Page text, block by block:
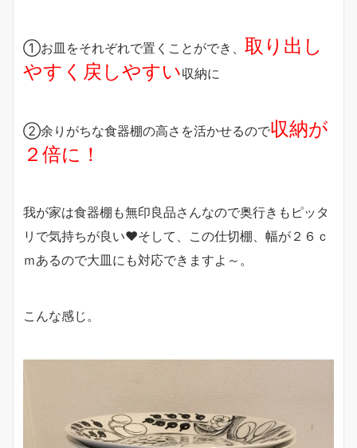
①お皿をそれぞれで置くことができ、 取り出し
やすく戻しやすい収納に
②余りがちな食器棚の高さを活かせるので収納が
２倍に！
我が家は食器棚も無印良品さんなので奥行きもピッタ
リで気持ちが良い❤そして、この仕切棚、幅が２６ｃ
ｍあるので大皿にも対応できますよ～。
こんな感じ。